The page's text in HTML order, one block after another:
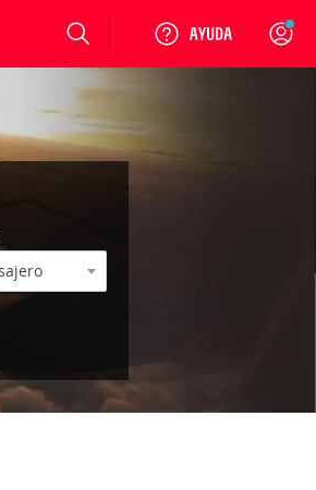
Login